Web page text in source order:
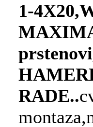
1-
RADE..